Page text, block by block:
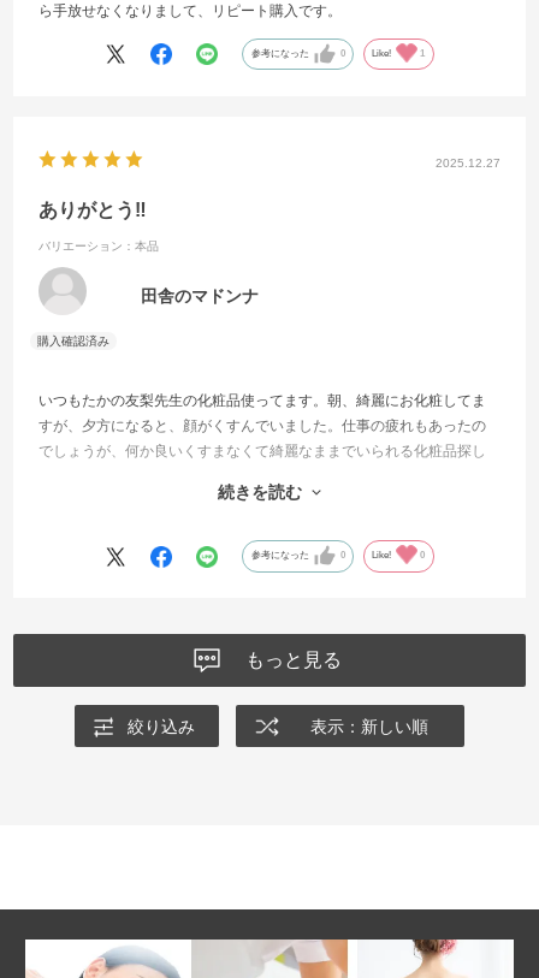
ら手放せなくなりまして、リピート購入です。
参考になった 0 Like! 1
2025.12.27
ありがとう‼️
バリエーション：本品
田舎のマドンナ
いつもたかの友梨先生の化粧品使ってます。朝、綺麗にお化粧してま
すが、夕方になると、顔がくすんでいました。仕事の疲れもあったの
でしょうが、何か良いくすまなくて綺麗なままでいられる化粧品探し
目に止まって、買いました。ずっとお気に入りです。ありがとう😆💕✨
続きを読む
参考になった 0 Like! 0
もっと見る
絞り込み 表示：新しい順